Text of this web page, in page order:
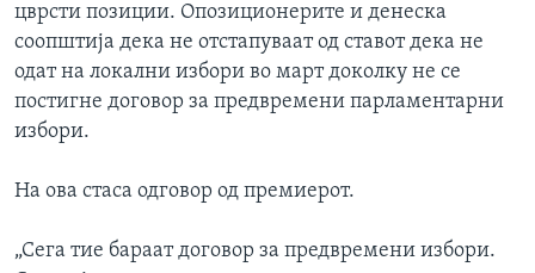
цврсти позиции. Опозиционерите и денеска
соопштија дека не отстапуваат од ставот дека не
одат на локални избори во март доколку не се
постигне договор за предвремени парламентарни
избори.
На ова стаса одговор од премиерот.
„Сега тие бараат договор за предвремени избори.